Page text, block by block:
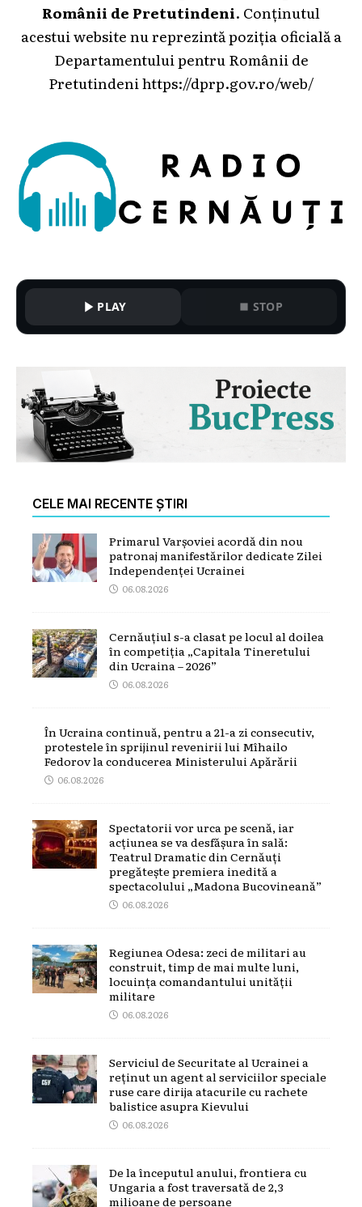
Românii de Pretutindeni. Conținutul
acestui website nu reprezintă poziția oficială a
Departamentului pentru Românii de
Pretutindeni https://dprp.gov.ro/web/
PLAY STOP
CELE MAI RECENTE ȘTIRI
Primarul Varșoviei acordă din nou
patronaj manifestărilor dedicate Zilei
Independenței Ucrainei
06.08.2026
Cernăuțiul s-a clasat pe locul al doilea
în competiția „Capitala Tineretului
din Ucraina – 2026”
06.08.2026
În Ucraina continuă, pentru a 21-a zi consecutiv,
protestele în sprijinul revenirii lui Mîhailo
Fedorov la conducerea Ministerului Apărării
06.08.2026
Spectatorii vor urca pe scenă, iar
acțiunea se va desfășura în sală:
Teatrul Dramatic din Cernăuți
pregătește premiera inedită a
spectacolului „Madona Bucovineană”
06.08.2026
Regiunea Odesa: zeci de militari au
construit, timp de mai multe luni,
locuința comandantului unității
militare
06.08.2026
Serviciul de Securitate al Ucrainei a
reținut un agent al serviciilor speciale
ruse care dirija atacurile cu rachete
balistice asupra Kievului
06.08.2026
De la începutul anului, frontiera cu
Ungaria a fost traversată de 2,3
milioane de persoane